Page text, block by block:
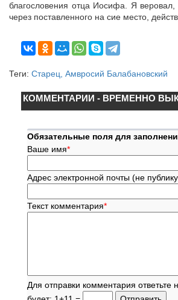
благословения отца Иосифа. Я веровал,
через поставленного на сие место,
Теги: Старец, Амвросий Балабановский
КОММЕНТАРИИ - ВРЕМЕННО
Обязательные поля для
Ваше имя*
Адрес электронной почты (не
Текст комментария*
Для отправки комментария ответьте